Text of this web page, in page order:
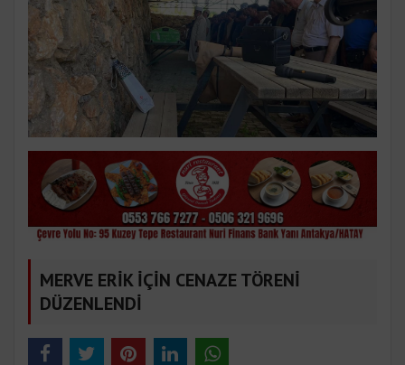
MERVE ERİK İÇİN CENAZE TÖRENİ
DÜZENLENDİ